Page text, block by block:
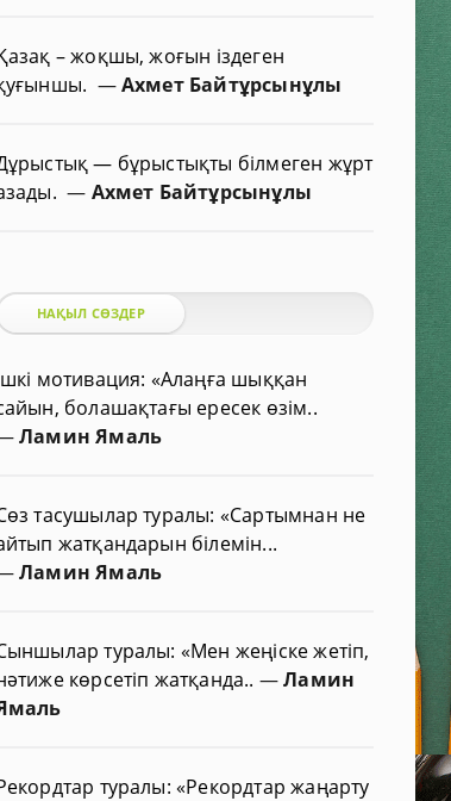
– жоқшы, жоғын іздеген
—Ахмет Байтұрсынұлы
— бұрыстықты білмеген жұрт
— Ахмет Байтұрсынұлы
НАҚЫЛ СӨЗДЕР
мотивация: «Алаңға шыққан
болашақтағы ересек өзім..
Ламин Ямаль
тасушылар туралы: «Сартымнан не
жатқандарын білемін...
Ламин Ямаль
туралы: «Мен жеңіске жетіп,
көрсетіп жатқанда.. —Ламин
туралы: «Рекордтар жаңарту